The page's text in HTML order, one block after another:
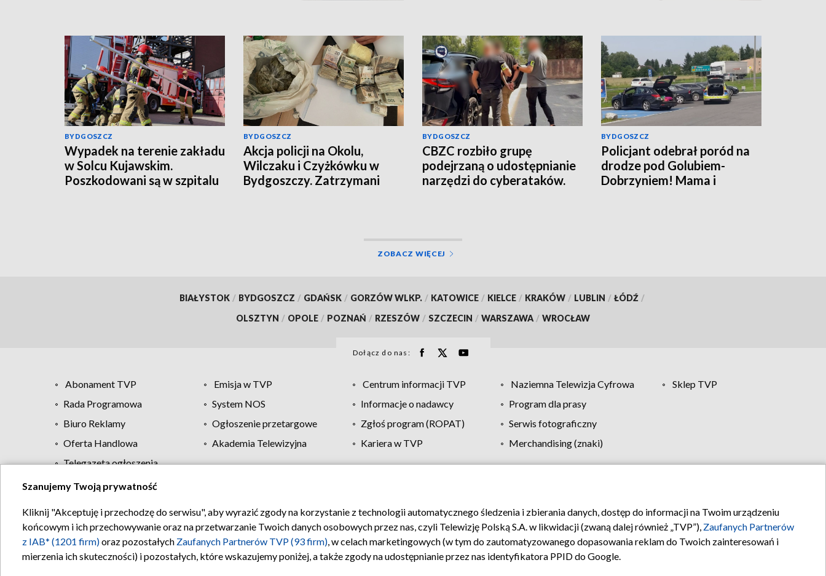
BYDGOSZCZ
Wypadek na terenie zakładu
w Solcu Kujawskim.
Poszkodowani są w szpitalu
BYDGOSZCZ
Akcja policji na Okolu,
Wilczaku i Czyżkówku w
Bydgoszczy. Zatrzymani
BYDGOSZCZ
CBZC rozbiło grupę
podejrzaną o udostępnianie
narzędzi do cyberataków.
BYDGOSZCZ
Policjant odebrał poród na
drodze pod Golubiem-
Dobrzyniem! Mama i
ZOBACZ WIĘCEJ
BIAŁYSTOK / BYDGOSZCZ / GDAŃSK / GORZÓW WLKP. / KATOWICE / KIELCE / KRAKÓW / LUBLIN / ŁÓDŹ /
OLSZTYN / OPOLE / POZNAŃ / RZESZÓW / SZCZECIN / WARSZAWA / WROCŁAW
Dołącz do nas:
Abonament TVP Emisja w TVP Centrum informacji TVP Naziemna Telewizja Cyfrowa
Sklep TVP
Rada Programowa
System NOS Informacje o nadawcy
Program dla prasy
Biuro Reklamy
Ogłoszenie przetargowe Zgłoś program (ROPAT)
Serwis fotograficzny
Oferta Handlowa
Akademia Telewizyjna Kariera w TVP
Merchandising (znaki)
Telegazeta ogłoszenia
Regulamin TVP Polityka prywatności Moje zgody Pomoc Biuro reklamy Kontakt
Szanujemy Twoją prywatność
Kliknij "Akceptuję i przechodzę do serwisu", aby wyrazić zgody na korzystanie z technologii automatycznego śledzenia i zbierania danych, dostęp do informacji na Twoim urządzeniu
końcowym i ich przechowywanie oraz na przetwarzanie Twoich danych osobowych przez nas, czyli Telewizję Polską S.A. w likwidacji (zwaną dalej również „TVP”), Zaufanych Partnerów
z IAB* (1201 firm)oraz pozostałych Zaufanych Partnerów TVP (93 firm), w celach marketingowych (w tym do zautomatyzowanego dopasowania reklam do Twoich zainteresowań i
mierzenia ich skuteczności) i pozostałych, które wskazujemy poniżej, a także zgody na udostępnianie przez nas identyfikatora PPID do Google.